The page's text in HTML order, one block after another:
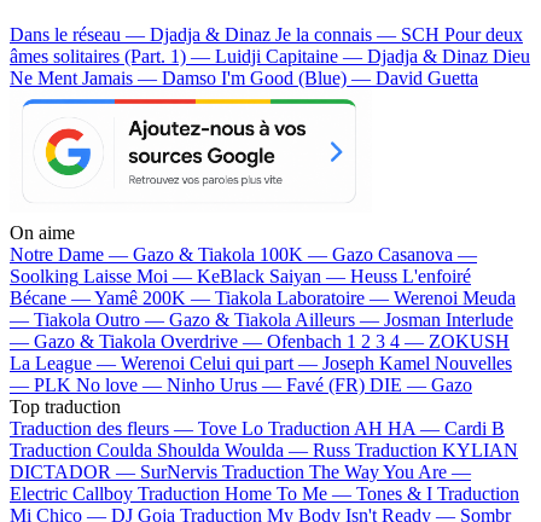
Dans le réseau — Djadja & Dinaz Je la connais — SCH Pour deux
âmes solitaires (Part. 1) — Luidji Capitaine — Djadja & Dinaz Dieu
Ne Ment Jamais — Damso I'm Good (Blue) — David Guetta
On aime
Notre Dame — Gazo & Tiakola 100K — Gazo Casanova —
Soolking Laisse Moi — KeBlack Saiyan — Heuss L'enfoiré
Bécane —Yamê 200K — Tiakola Laboratoire — Werenoi Meuda
— Tiakola Outro — Gazo & Tiakola Ailleurs — Josman Interlude
— Gazo & Tiakola Overdrive — Ofenbach 1 2 3 4 — ZOKUSH
La League — Werenoi Celui qui part — Joseph Kamel Nouvelles
— PLK No love — Ninho Urus — Favé (FR) DIE — Gazo
Top traduction
Traduction des fleurs — Tove Lo Traduction AH HA — Cardi B
Traduction Coulda Shoulda Woulda — Russ Traduction KYLIAN
DICTADOR — SurNervis Traduction The Way You Are —
Electric Callboy Traduction Home To Me — Tones & I Traduction
Mi Chico — DJ Goja Traduction My Body Isn't Ready — Sombr